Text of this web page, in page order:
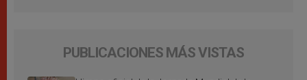
PUBLICACIONES MÁS VISTAS